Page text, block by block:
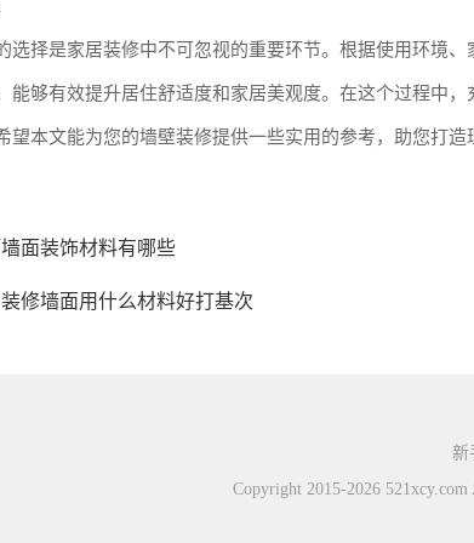
选择是家居装修中不可忽视的重要环节。根据使用环境
能够有效提升居住舒适度和家居美观度。在这个过程中
望本文能为您的墙壁装修提供一些实用的参考，助您打造
面装饰材料有哪些
修墙面用什么材料好打基次
新
Copyright 2015-2026